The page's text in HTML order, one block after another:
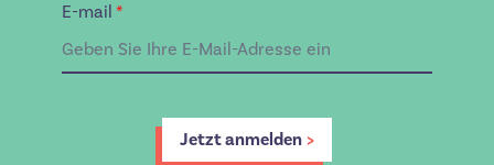
E-mail *
Jetzt anmelden >